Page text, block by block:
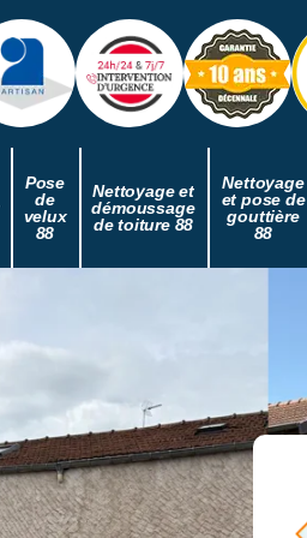
Pose
de
velux
88
Nettoyage et
démoussage
de toiture 88
Nettoyage
et pose de
gouttière
88